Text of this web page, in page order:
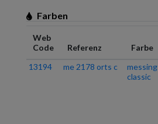
Farben
Web
Code
Referenz Farbe
13194
me 2178 orts c
messing
classic